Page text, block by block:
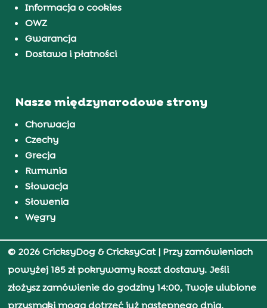
Informacja o cookies
OWZ
Gwarancja
Dostawa i płatności
Nasze międzynarodowe strony
Chorwacja
Czechy
Grecja
Rumunia
Słowacja
Słowenia
Węgry
© 2026 CricksyDog & CricksyCat| Przy zamówieniach
powyżej 185 zł pokrywamy koszt dostawy. Jeśli
złożysz zamówienie do godziny 14:00, Twoje ulubione
przysmaki mogą dotrzeć już następnego dnia.